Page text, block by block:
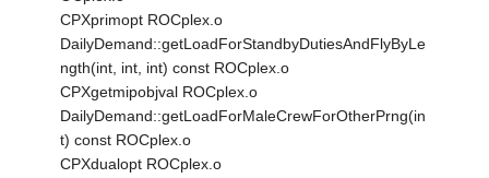
CPXprimopt ROCplex.o
DailyDemand::getLoadForStandbyDutiesAndFlyByLe
ngth(int, int, int) const ROCplex.o
CPXgetmipobjval ROCplex.o
DailyDemand::getLoadForMaleCrewForOtherPrng(in
t) const ROCplex.o
CPXdualopt ROCplex.o